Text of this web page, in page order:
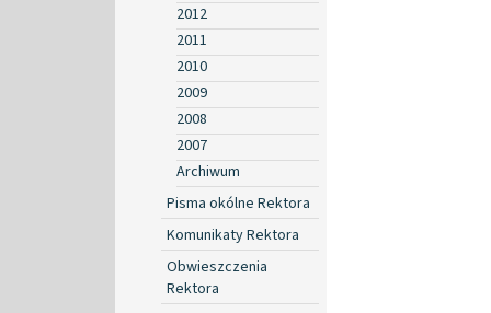
2012
2011
2010
2009
2008
2007
Archiwum
Pisma okólne Rektora
Komunikaty Rektora
Obwieszczenia
Rektora